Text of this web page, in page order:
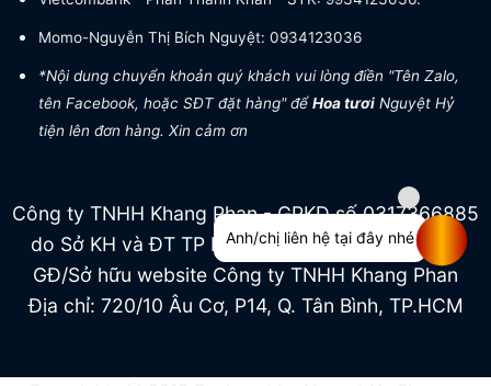
Momo-Nguyễn Thị Bích Nguyệt: 0934123036
*Nội dung chuyển khoản quý khách vui lòng điền "Tên Zalo,
tên Facebook, hoặc SĐT đặt hàng" đểHoa tươi Nguyệt Hỷ
tiện lên đơn hàng. Xin cảm ơn
Công ty TNHH Khang Phan - GPKD số 0317366885
do Sở KH và ĐT TP HCM cấp ngày 04/07/2022
GĐ/Sở hữu website Công ty TNHH Khang Phan
Địa chỉ: 720/10 Âu Cơ, P14, Q. Tân Bình, TP.HCM
Anh/chị liên hệ tại đây nhé